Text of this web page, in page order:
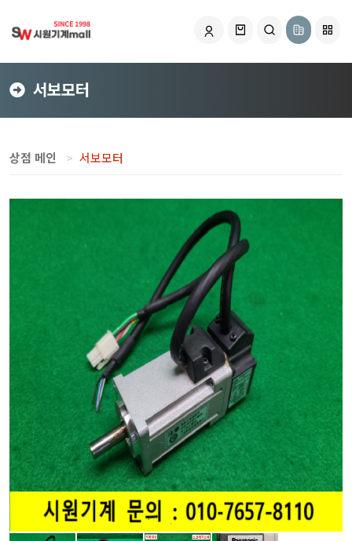
서보모터
상점 메인 서보모터